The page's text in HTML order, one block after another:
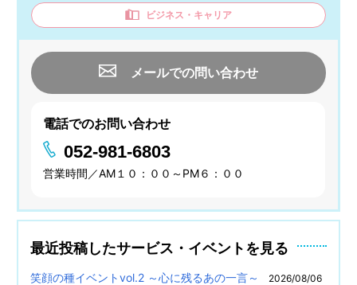
ビジネス・キャリア
メールでの問い合わせ
電話でのお問い合わせ
052-981-6803
営業時間／AM１０：００～PM６：００
最近投稿したサービス・イベントを見る
笑顔の種イベントvol.2 ～心に残るあの一言～
2026/08/06